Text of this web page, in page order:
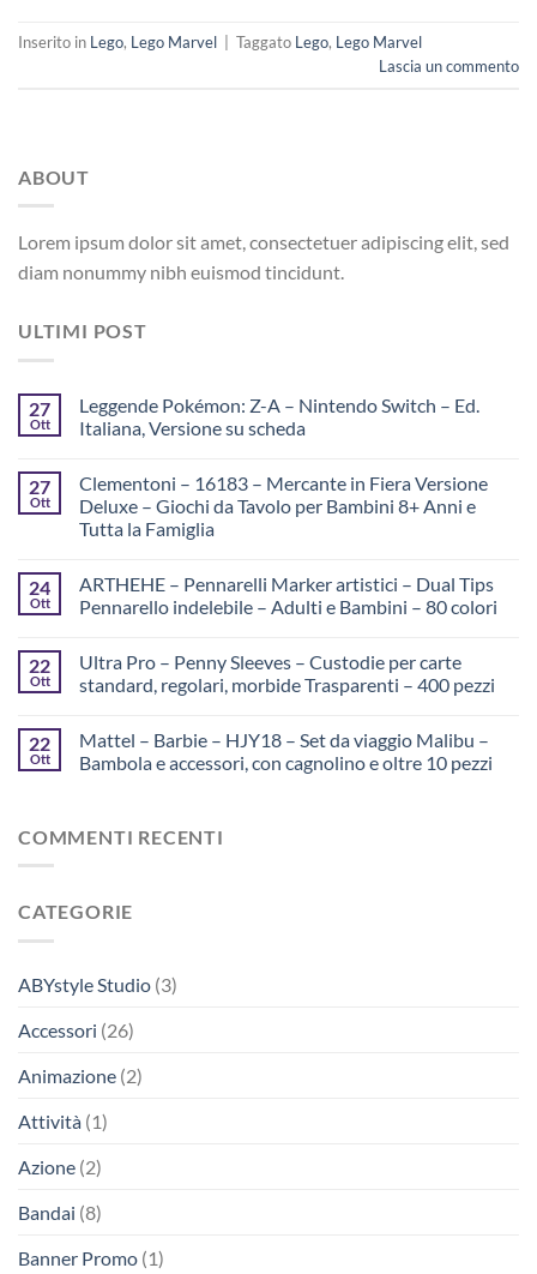
Inserito in Lego, Lego Marvel Taggato Lego, Lego Marvel
Lascia un commento
ABOUT
Lorem ipsum dolor sit amet, consectetuer adipiscing elit, sed
diam nonummy nibh euismod tincidunt.
ULTIMI POST
27
Ott
Leggende Pokémon: Z-A – Nintendo Switch – Ed.
Italiana, Versione su scheda
27
Ott
Clementoni – 16183 – Mercante in Fiera Versione
Deluxe – Giochi da Tavolo per Bambini 8+ Anni e
Tutta la Famiglia
24
Ott
ARTHEHE – Pennarelli Marker artistici – Dual Tips
Pennarello indelebile – Adulti e Bambini – 80 colori
22
Ott
Ultra Pro – Penny Sleeves – Custodie per carte
standard, regolari, morbide Trasparenti – 400 pezzi
22
Ott
Mattel – Barbie – HJY18 – Set da viaggio Malibu –
Bambola e accessori, con cagnolino e oltre 10 pezzi
COMMENTI RECENTI
CATEGORIE
ABYstyle Studio (3)
Accessori (26)
Animazione (2)
Attività (1)
Azione (2)
Bandai (8)
Banner Promo (1)